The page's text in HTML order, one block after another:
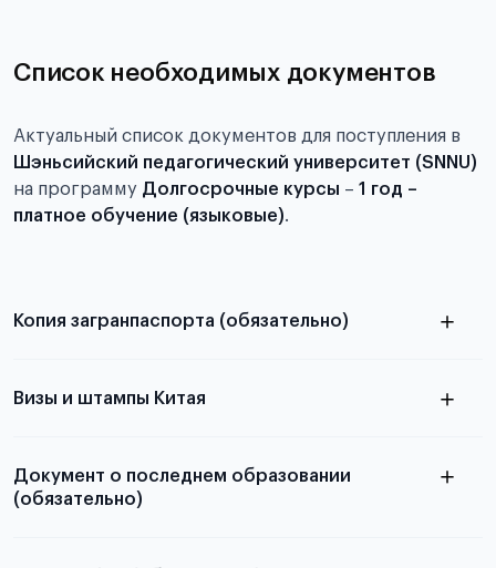
Список необходимых документов
Актуальный список документов для поступления в
Шэньсийский педагогический университет (SNNU)
на программу Долгосрочные курсы – 1 год –
платное обучение (языковые).
Копия загранпаспорта (обязательно)
паспорта
Визы и штампы Китая
Документ о последнем образовании
(обязательно)